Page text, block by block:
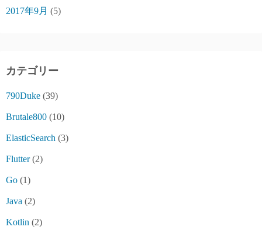
2017年9月 (5)
カテゴリー
790Duke (39)
Brutale800 (10)
ElasticSearch (3)
Flutter(2)
Go (1)
Java (2)
Kotlin (2)